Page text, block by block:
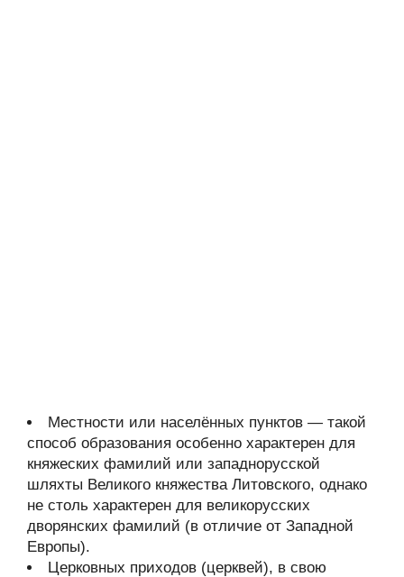
Местности или населённых пунктов — такой
способ образования особенно характерен для
княжеских фамилий или западнорусской
шляхты Великого княжества Литовского, однако
не столь характерен для великорусских
дворянских фамилий (в отличие от Западной
Европы).
Церковных приходов (церквей), в свою